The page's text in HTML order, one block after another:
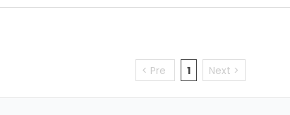
< Pre 1 Next >